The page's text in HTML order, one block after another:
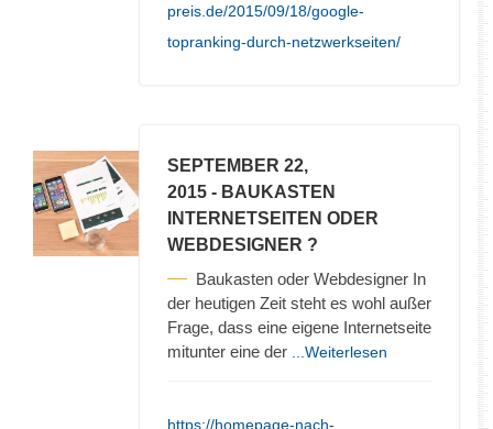
preis.de/2015/09/18/google-
topranking-durch-netzwerkseiten/
SEPTEMBER 22,
2015 - BAUKASTEN
INTERNETSEITEN ODER
WEBDESIGNER ?
Baukasten oder Webdesigner In
der heutigen Zeit steht es wohl außer
Frage, dass eine eigene Internetseite
mitunter eine der
...Weiterlesen
https://homepage-nach-